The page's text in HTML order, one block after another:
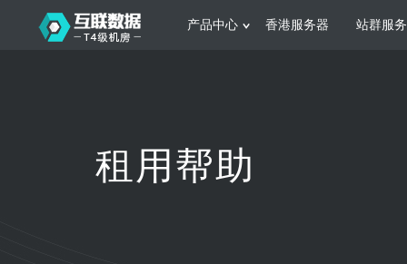
产品中心
日本服务器 新加坡服务器
香港服务器 站群服
根据不同规模的网站提供可定制化的架
构和 一站式协助租用帮助